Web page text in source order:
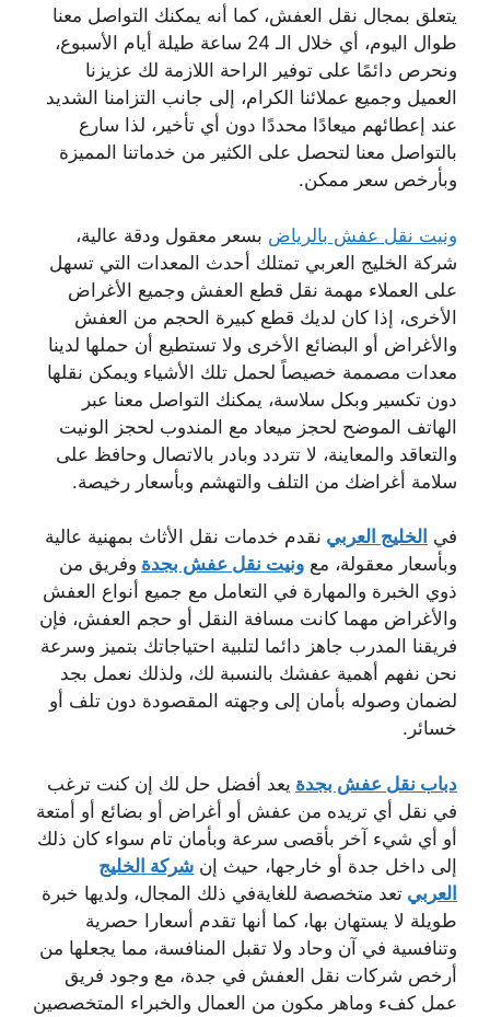
يتعلق بمجال نقل العفش، كما أنه يمكنك التواصل معنا
طوال اليوم، أي خلال الـ 24 ساعة طيلة أيام الأسبوع،
ونحرص دائمًا على توفير الراحة اللازمة لك عزيزنا
العميل وجميع عملائنا الكرام، إلى جانب التزامنا الشديد
عند إعطائهم ميعادًا محددًا دون أي تأخير، لذا سارع
بالتواصل معنا لتحصل على الكثير من خدماتنا المميزة
وبأرخص سعر ممكن.
ونيت نقل عفش بالرياض بسعر معقول ودقة عالية،
شركة الخليج العربي تمتلك أحدث المعدات التي تسهل
على العملاء مهمة نقل قطع العفش وجميع الأغراض
الأخرى، إذا كان لديك قطع كبيرة الحجم من العفش
والأغراض أو البضائع الأخرى ولا تستطيع أن حملها لدينا
معدات مصممة خصيصاً لحمل تلك الأشياء ويمكن نقلها
دون تكسير وبكل سلاسة، يمكنك التواصل معنا عبر
الهاتف الموضح لحجز ميعاد مع المندوب لحجز الونيت
والتعاقد والمعاينة، لا تتردد وبادر بالاتصال وحافظ على
سلامة أغراضك من التلف والتهشم وبأسعار رخيصة.
في الخليج العربي نقدم خدمات نقل الأثاث بمهنية عالية
وبأسعار معقولة، مع ونيت نقل عفش بجدة وفريق من
ذوي الخبرة والمهارة في التعامل مع جميع أنواع العفش
والأغراض مهما كانت مسافة النقل أو حجم العفش، فإن
فريقنا المدرب جاهز دائما لتلبية احتياجاتك بتميز وسرعة
نحن نفهم أهمية عفشك بالنسبة لك، ولذلك نعمل بجد
لضمان وصوله بأمان إلى وجهته المقصودة دون تلف أو
خسائر.
دباب نقل عفش بجدة يعد أفضل حل لك إن كنت ترغب
في نقل أي تريده من عفش أو أغراض أو بضائع أو أمتعة
أو أي شيء آخر بأقصى سرعة وبأمان تام سواء كان ذلك
إلى داخل جدة أو خارجها، حيث إن شركة الخليج
العربي تعد متخصصة للغايةفي ذلك المجال، ولديها خبرة
طويلة لا يستهان بها، كما أنها تقدم أسعارا حصرية
وتنافسية في آن وحاد ولا تقبل المنافسة، مما يجعلها من
أرخص شركات نقل العفش في جدة، مع وجود فريق
عمل كفء وماهر مكون من العمال والخبراء المتخصصين